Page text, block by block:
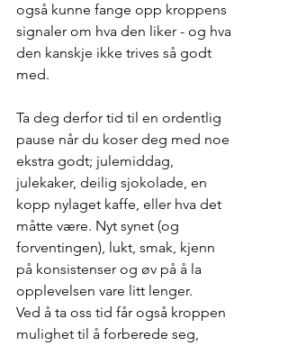
også kunne fange opp kroppens
signaler om hva den liker - og hva
den kanskje ikke trives så godt
med.
Ta deg derfor tid til en ordentlig
pause når du koser deg med noe
ekstra godt; julemiddag,
julekaker, deilig sjokolade, en
kopp nylaget kaffe, eller hva det
måtte være. Nyt synet (og
forventingen), lukt, smak, kjenn
på konsistenser og øv på å la
opplevelsen vare litt lenger.
Ved å ta oss tid får også kroppen
mulighet til å forberede seg,